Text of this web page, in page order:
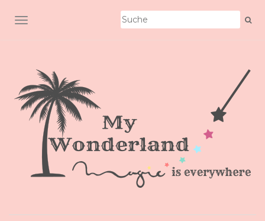
SCHALTE NAVIGATION